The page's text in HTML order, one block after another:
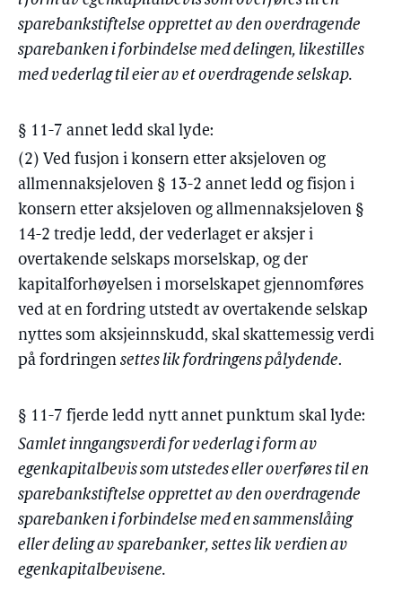
sparebankstiftelse opprettet av den overdragende
sparebanken i forbindelse med delingen, likestilles
med vederlag til eier av et overdragende selskap.
§ 11-7 annet ledd skal lyde:
(2) Ved fusjon i konsern etter aksjeloven og
allmennaksjeloven § 13-2 annet ledd og fisjon i
konsern etter aksjeloven og allmennaksjeloven §
14-2 tredje ledd, der vederlaget er aksjer i
overtakende selskaps morselskap, og der
kapitalforhøyelsen i morselskapet gjennomføres
ved at en fordring utstedt av overtakende selskap
nyttes som aksjeinnskudd, skal skattemessig verdi
på fordringen settes lik fordringens pålydende.
§ 11-7 fjerde ledd nytt annet punktum skal lyde:
Samlet inngangsverdi for vederlag i form av
egenkapitalbevis som utstedes eller overføres til en
sparebankstiftelse opprettet av den overdragende
sparebanken i forbindelse med en sammenslåing
eller deling av sparebanker, settes lik verdien av
egenkapitalbevisene.